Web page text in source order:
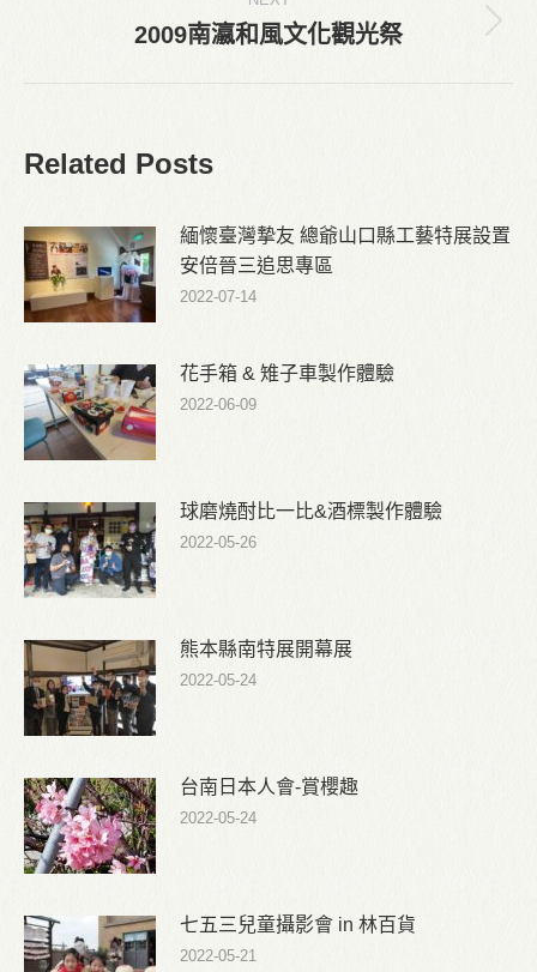
Next
2009南瀛和風文化觀光祭
Related Posts
緬懷臺灣摯友 總爺山口縣工藝特展設置
安倍晉三追思專區
2022-07-14
花手箱 & 雉子車製作體驗
2022-06-09
球磨燒酎比一比&酒標製作體驗
2022-05-26
熊本縣南特展開幕展
2022-05-24
台南日本人會-賞櫻趣
2022-05-24
七五三兒童攝影會 in 林百貨
2022-05-21